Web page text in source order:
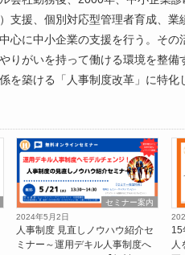
）支援、個別対応型管理者育成、
心に中小企業の支援を行う。そ
りがいを持って働ける環境を整
を築ける「人事制度改革」に特化
セミナー案内
2024年5月2日
人事制度 見直しノウハウ紹介セ
ミナー～運用デキル人事制度へ
15
人